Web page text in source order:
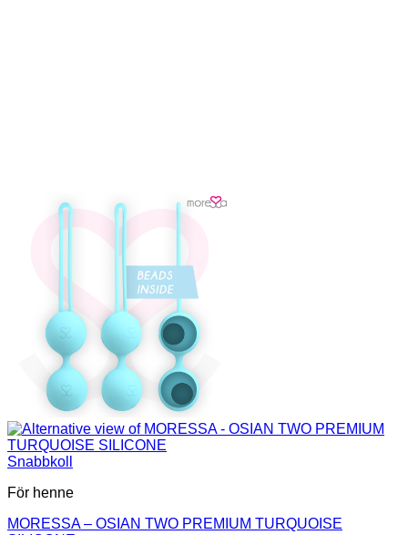
Snabbkoll
För henne
MORESSA – OSIAN TWO PREMIUM TURQUOISE